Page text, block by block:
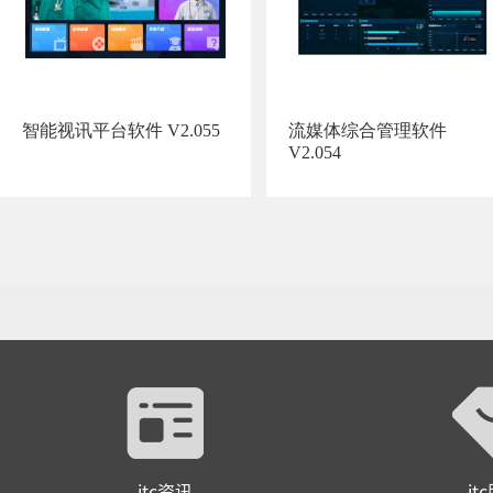
智能视讯平台软件 V2.055
流媒体综合管理软件
V2.054